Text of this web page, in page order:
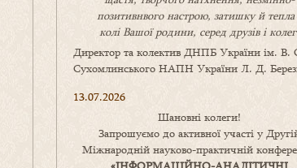
позитивнвого настрою, затишкуйтепла
коліВашоїродини, серед друзів і
Директор та колектив ДНПБ України ім. В.
Сухомлинського НАПН України Л. Д.
13.07.2026
Шановні колеги!
Запрошуємо до активної участі у
Міжнародній науково-практичній